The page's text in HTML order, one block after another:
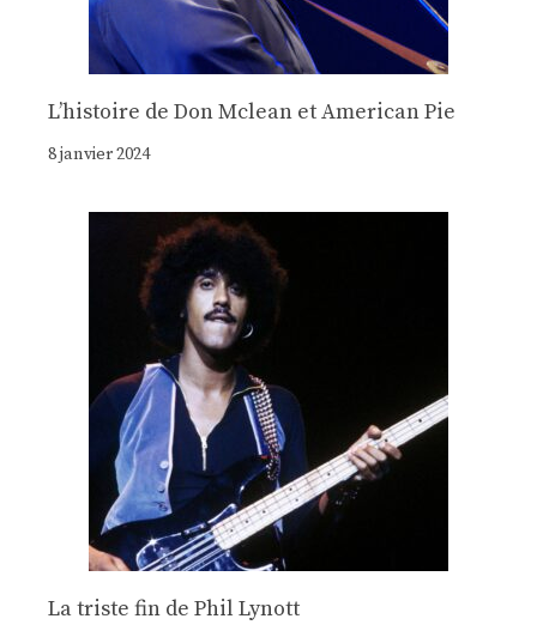
Lʼhistoire de Don Mclean et American Pie
8 janvier 2024
La triste fin de Phil Lynott